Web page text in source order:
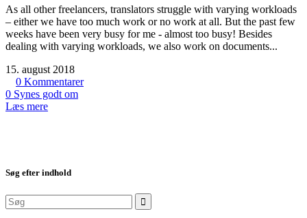
As all other freelancers, translators struggle with varying workloads
– either we have too much work or no work at all. But the past few
weeks have been very busy for me - almost too busy! Besides
dealing with varying workloads, we also work on documents...
15. august 2018
0 Kommentarer
0 Synes godt om
Læs mere
Søg efter indhold